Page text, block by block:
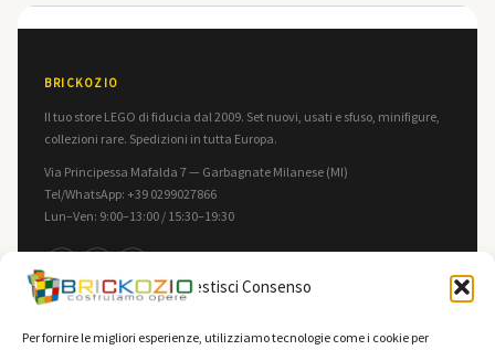
Gestisci Consenso
Per fornire le migliori esperienze, utilizziamo tecnologie come i cookie per
BRICKOZIO
Il tuo store LEGO di fiducia dal 2009. Set nuovi, usati e sfuso, minifigure,
collezioni rare. Spedizioni in tutta Europa.
Via Principessa Mafalda 7 — Garbagnate Milanese (MI)
Tel/WhatsApp: +39 0299027866
Lun–Ven: 9:00–13:00 / 15:30–19:30
INFORMAZIONI LEGALE